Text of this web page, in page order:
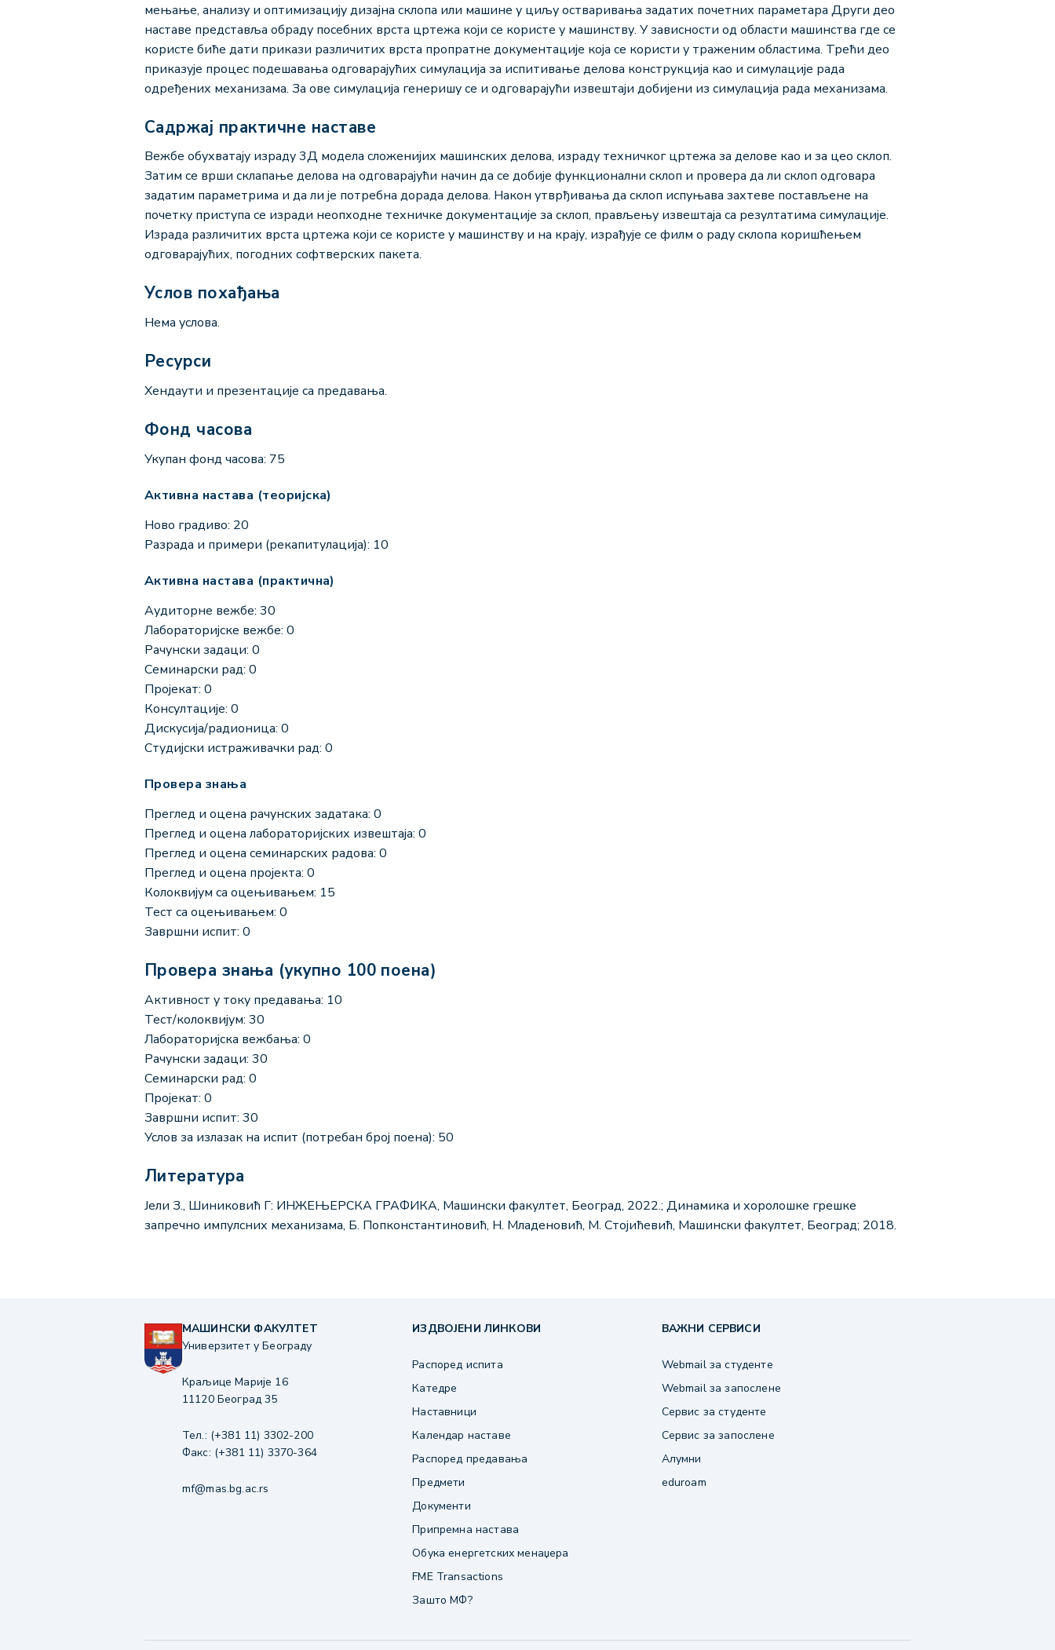
мењање, анализу и оптимизацију дизајна склопа или машине у циљу остваривања задатих почетних параметара Други део
наставе представља обраду посебних врста цртежа који се користе у машинству. У зависности од области машинства где се
користе биће дати прикази различитих врста пропратне документације која се користи у траженим областима. Трећи део
приказује процес подешавања одговарајућих симулација за испитивање делова конструкција као и симулације рада
одређених механизама. За ове симулација генеришу се и одговарајући извештаји добијени из симулација рада механизама.
Садржај практичне наставе
Вежбе обухватају израду 3Д модела сложенијих машинских делова, израду техничког цртежа за делове као и за цео склоп.
Затим се врши склапање делова на одговарајући начин да се добије функционални склоп и провера да ли склоп одговара
задатим параметрима и да ли је потребна дорада делова. Након утврђивања да склоп испуњава захтеве постављене на
почетку приступа се изради неопходне техничке документације за склоп, прављењу извештаја са резултатима симулације.
Израда различитих врста цртежа који се користе у машинству и на крају, израђује се филм о раду склопа коришћењем
одговарајућих, погодних софтверских пакета.
Услов похађања
Нема услова.
Ресурси
Хендаути и презентације са предавања.
Фонд часова
Укупан фонд часова: 75
Активна настава (теоријска)
Ново градиво: 20
Разрада и примери (рекапитулација): 10
Активна настава (практична)
Аудиторне вежбе: 30
Лабораторијске вежбе: 0
Рачунски задаци: 0
Семинарски рад: 0
Пројекат: 0
Консултације: 0
Дискусија/радионица: 0
Студијски истраживачки рад: 0
Провера знања
Преглед и оцена рачунских задатака: 0
Преглед и оцена лабораторијских извештаја: 0
Преглед и оцена семинарских радова: 0
Преглед и оцена пројекта: 0
Колоквијум са оцењивањем: 15
Тест са оцењивањем: 0
Завршни испит: 0
Провера знања (укупно 100 поена)
Активност у току предавања: 10
Тест/колоквијум: 30
Лабораторијска вежбања: 0
Рачунски задаци: 30
Семинарски рад: 0
Пројекат: 0
Завршни испит: 30
Услов за излазак на испит (потребан број поена): 50
Литература
Јели З., Шиниковић Г: ИНЖЕЊЕРСКА ГРАФИКА, Машински факултет, Београд, 2022.; Динамика и хоролошке грешке
запречно импулсних механизама, Б. Попконстантиновић, Н. Младеновић, М. Стојићевић, Машински факултет, Београд; 2018.
МАШИНСКИ ФАКУЛТЕТ
Универзитет у Београду
Краљице Марије 16
11120 Београд 35
Тел.: (+381 11) 3302-200
Факс: (+381 11) 3370-364
mf@mas.bg.ac.rs
ИЗДВОЈЕНИ ЛИНКОВИ
Распоред испита
Катедре
Наставници
Календар наставе
Распоред предавања
Предмети
Документи
Припремна настава
Обука енергетских менаџера
FME Transactions
Зашто МФ?
ВАЖНИ СЕРВИСИ
Webmail за студенте
Webmail за запослене
Сервис за студенте
Сервис за запослене
Алумни
eduroam